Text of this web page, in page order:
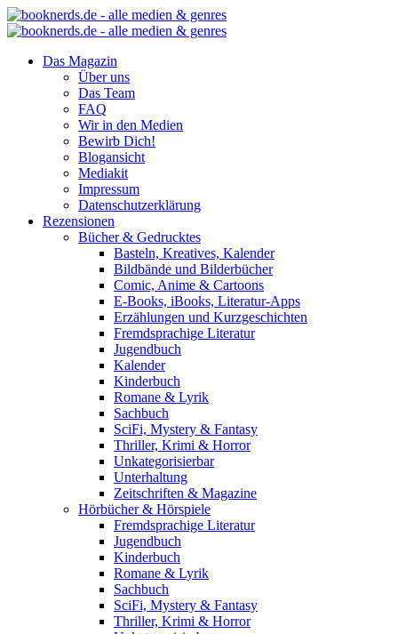
Das Magazin
Über uns
Das Team
FAQ
Wir in den Medien
Bewirb Dich!
Blogansicht
Mediakit
Impressum
Datenschutzerklärung
Rezensionen
Bücher & Gedrucktes
Basteln, Kreatives, Kalender
Bildbände und Bilderbücher
Comic, Anime & Cartoons
E-Books, iBooks, Literatur-Apps
Erzählungen und Kurzgeschichten
Fremdsprachige Literatur
Jugendbuch
Kalender
Kinderbuch
Romane & Lyrik
Sachbuch
SciFi, Mystery & Fantasy
Thriller, Krimi & Horror
Unkategorisierbar
Unterhaltung
Zeitschriften & Magazine
Hörbücher & Hörspiele
Fremdsprachige Literatur
Jugendbuch
Kinderbuch
Romane & Lyrik
Sachbuch
SciFi, Mystery & Fantasy
Thriller, Krimi & Horror